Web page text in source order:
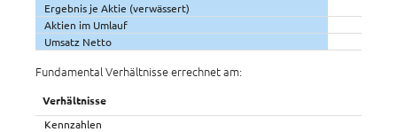
Ergebnis je Aktie (verwässert)
Aktien im Umlauf
Umsatz Netto
Fundamental Verhältnisse errechnet am:
Verhältnisse
Kennzahlen